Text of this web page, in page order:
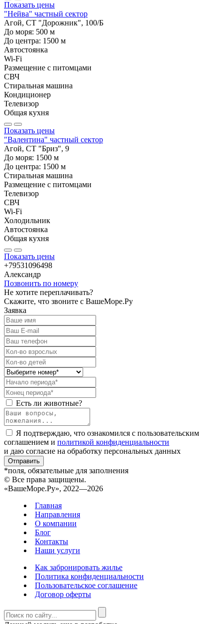
Показать цены
"Нейва" частный сектор
Агой, СТ "Дорожник", 100/Б
До моря: 500 м
До центра: 1500 м
Автостоянка
Wi-Fi
Размещение с питомцами
СВЧ
Стиральная машина
Кондиционер
Телевизор
Общая кухня
Показать цены
"Валентина" частный сектор
Агой, СТ "Бриз", 9
До моря: 1500 м
До центра: 1500 м
Стиральная машина
Размещение с питомцами
Телевизор
СВЧ
Wi-Fi
Холодильник
Автостоянка
Общая кухня
Показать цены
+79531096498
Александр
Позвонить по номеру
Не хотите переплачивать?
Скажите, что звоните с ВашеМоре.Ру
Заявка
Есть ли животные?
Я подтверждаю, что ознакомился с пользовательским
соглашением и политикой конфиденциальности
и даю согласие на обработку персональных данных
Отправить
*поля, обязательные для заполнения
© Все права защищены.
«ВашеМоре.Ру», 2022—2026
Главная
Направления
О компании
Блог
Контакты
Наши услуги
Как забронировать жилье
Политика конфиденциальности
Пользовательское соглашение
Договор оферты